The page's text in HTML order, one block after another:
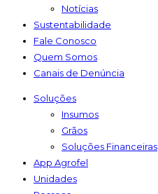
Notícias
Sustentabilidade
Fale Conosco
Quem Somos
Canais de Denúncia
Soluções
Insumos
Grãos
Soluções Financeiras
App Agrofel
Unidades